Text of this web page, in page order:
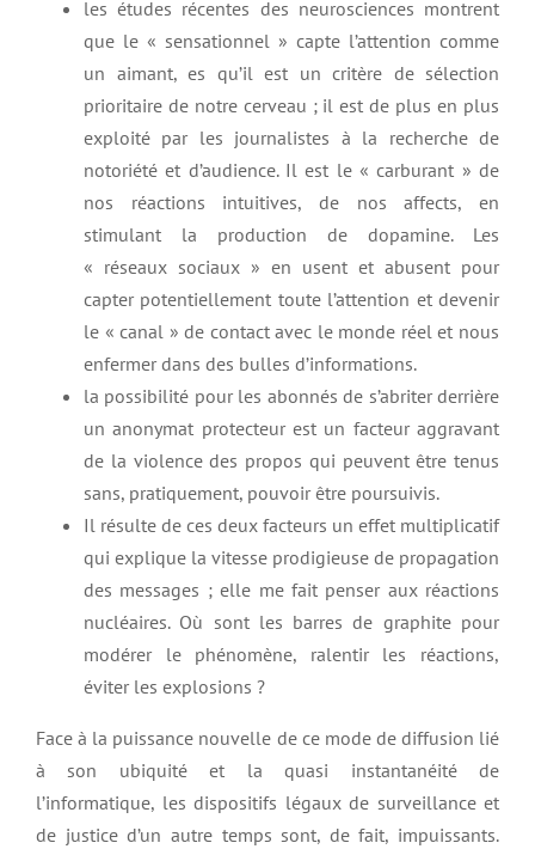
les études récentes des neurosciences montrent
que le « sensationnel » capte l’attention comme
un aimant, es qu’il est un critère de sélection
prioritaire de notre cerveau ; il est de plus en plus
exploité par les journalistes à la recherche de
notoriété et d’audience. Il est le « carburant » de
nos réactions intuitives, de nos affects, en
stimulant la production de dopamine. Les
« réseaux sociaux » en usent et abusent pour
capter potentiellement toute l’attention et devenir
le « canal » de contact avec le monde réel et nous
enfermer dans des bulles d’informations.
la possibilité pour les abonnés de s’abriter derrière
un anonymat protecteur est un facteur aggravant
de la violence des propos qui peuvent être tenus
sans, pratiquement, pouvoir être poursuivis.
Il résulte de ces deux facteurs un effet multiplicatif
qui explique la vitesse prodigieuse de propagation
des messages ; elle me fait penser aux réactions
nucléaires. Où sont les barres de graphite pour
modérer le phénomène, ralentir les réactions,
éviter les explosions ?
Face à la puissance nouvelle de ce mode de diffusion lié
à son ubiquité et la quasi instantanéité de
l’informatique, les dispositifs légaux de surveillance et
de justice d’un autre temps sont, de fait, impuissants.